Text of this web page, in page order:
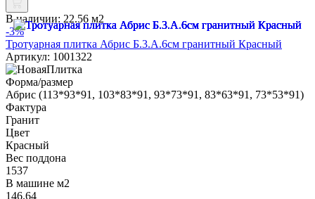
В наличии: 22.56 м2
-3%
Тротуарная плитка Абрис Б.3.А.6см гранитный Красный
Артикул: 1001322
Форма/размер
Абрис (113*93*91, 103*83*91, 93*73*91, 83*63*91, 73*53*91)
Фактура
Гранит
Цвет
Красный
Вес поддона
1537
В машине м2
146.64